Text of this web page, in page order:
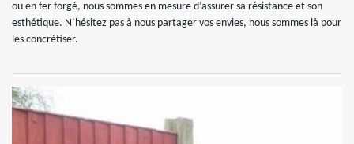
ou en fer forgé, nous sommes en mesure d’assurer sa résistance et son
esthétique. N’hésitez pas à nous partager vos envies, nous sommes là pour
les concrétiser.